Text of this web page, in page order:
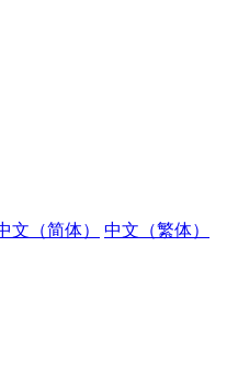
文（简体） 中文（繁体）